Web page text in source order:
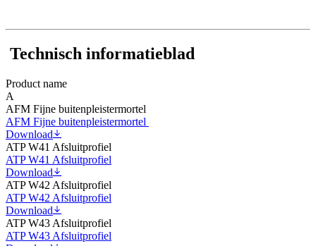
Technisch informatieblad
Product name
A
AFM Fijne buitenpleistermortel
AFM Fijne buitenpleistermortel
Download
ATP W41 Afsluitprofiel
ATP W41 Afsluitprofiel
Download
ATP W42 Afsluitprofiel
ATP W42 Afsluitprofiel
Download
ATP W43 Afsluitprofiel
ATP W43 Afsluitprofiel